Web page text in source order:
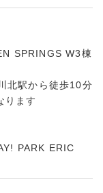
SPRINGS W3棟
北駅から徒歩10分
ります
PARK ERIC